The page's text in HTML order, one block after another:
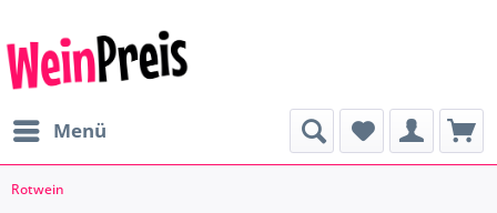
Menü
Rotwein